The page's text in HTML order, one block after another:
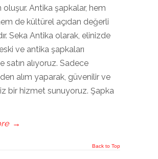
oluşur. Antika şapkalar, hem
de kültürel açıdan değerli
Seka Antika olarak, elinizde
ve antika şapkaları
satın alıyoruz. Sadece
alım yaparak, güvenilir ve
bir hizmet sunuyoruz. Şapka
→
Back to Top